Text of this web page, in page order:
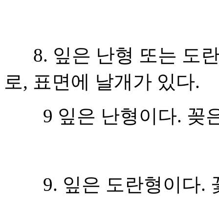
8. 잎은 난형 또는 도란
로, 표면에 날개가 있다.
9 잎은 난형이다. 꽂
9. 잎은 도란형이다.